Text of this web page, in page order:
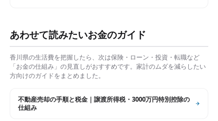
あわせて読みたいお金のガイド
香川県の生活費を把握したら、次は保険・ローン・投資・転職など
「お金の仕組み」の見直しがおすすめです。家計のムダを減らしたい
方向けのガイドをまとめました。
不動産売却の手順と税金｜譲渡所得税・3000万円特別控除の
仕組み